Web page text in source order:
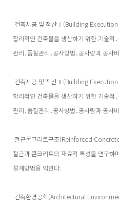
건축시공 및 적산Ⅰ(Building
합리적인 건축물을 생산하기 위한 기술적
관리․품질관리․공사방법․공사량과 공사
건축시공 및 적산Ⅱ(Building
합리적인 건축물을 생산하기 위한 기술적
관리․품질관리․공사방법․공사량과 공사
철근콘크리트구조(Reinforced
철근과 콘크리트의 재료적 특성을 연구하
설계방법을 익힌다.
건축환경공학(Architectural